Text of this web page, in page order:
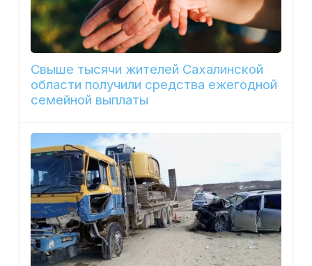
Свыше тысячи жителей Сахалинской
области получили средства ежегодной
семейной выплаты